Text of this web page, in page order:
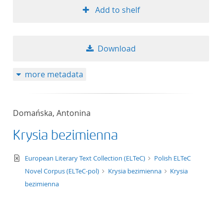
Add to shelf
Download
more metadata
Domańska, Antonina
Krysia bezimienna
text/xml
European Literary Text Collection (ELTeC)
Polish ELTeC
Novel Corpus (ELTeC-pol)
Krysia bezimienna
Krysia
bezimienna